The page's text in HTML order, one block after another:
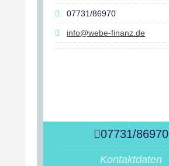
07731/86970
info@webe-finanz.de
07731/86970
Kontaktdaten